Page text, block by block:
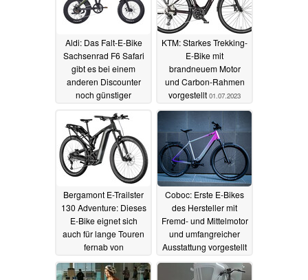
Aldi: Das Falt-E-Bike
Sachsenrad F6 Safari
gibt es bei einem
anderen Discounter
noch günstiger
KTM: Starkes Trekking-
E-Bike mit
brandneuem Motor
und Carbon-Rahmen
vorgestellt 01.07.2023
Bergamont E-Trailster
130 Adventure: Dieses
E-Bike eignet sich
auch für lange Touren
fernab von
ausgefahrenen Wegen
29.06.2023
Coboc: Erste E-Bikes
des Hersteller mit
Fremd- und Mittelmotor
und umfangreicher
Ausstattung vorgestellt
27.06.2023